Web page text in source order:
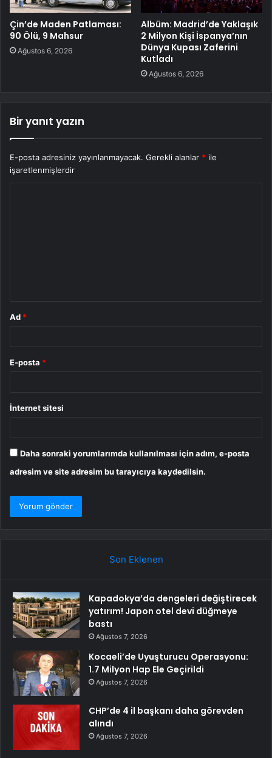
Çin’de Maden Patlaması:
90 Ölü, 9 Mahsur
Ağustos 6, 2026
Albüm: Madrid’de Yaklaşık
2 Milyon Kişi İspanya’nın
Dünya Kupası Zaferini
Kutladı
Ağustos 6, 2026
Bir yanıt yazın
E-posta adresiniz yayınlanmayacak. Gerekli alanlar * ile
işaretlenmişlerdir
Ad *
E-posta *
İnternet sitesi
Daha sonraki yorumlarımda kullanılması için adım, e-posta
adresim ve site adresim bu tarayıcıya kaydedilsin.
Son Eklenen
Kapadokya’da dengeleri değiştirecek
yatırım! Japon otel devi düğmeye
bastı
Ağustos 7, 2026
Kocaeli’de Uyuşturucu Operasyonu:
1.7 Milyon Hap Ele Geçirildi
Ağustos 7, 2026
CHP’de 4 il başkanı daha görevden
alındı
Ağustos 7, 2026